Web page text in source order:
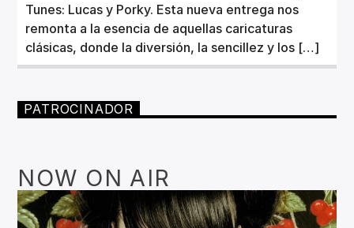
Tunes: Lucas y Porky. Esta nueva entrega nos
remonta a la esencia de aquellas caricaturas
clásicas, donde la diversión, la sencillez y los […]
PATROCINADOR
NOW ON AIR